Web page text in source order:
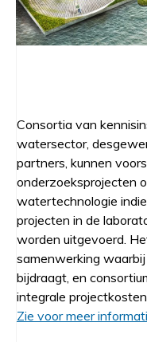
Consortia van
watersector,
partners, kunnen
onderzoeksprojecten
watertechnologie
projecten in de
worden uitgevoerd.
samenwerking
bijdraagt, en
integrale
Zie voor meer